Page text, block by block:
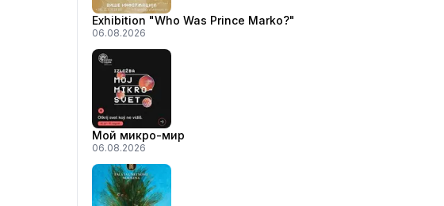
Exhibition "Who Was Prince Marko?"
06.08.2026
Мой микро-мир
06.08.2026